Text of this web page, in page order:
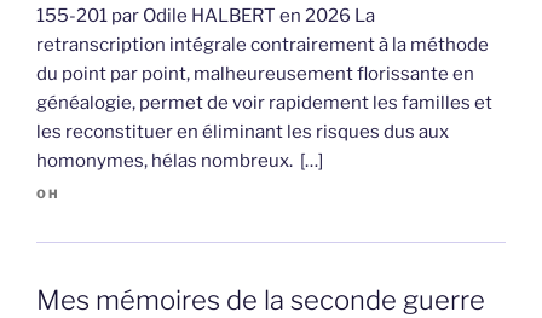
155-201 par Odile HALBERT en 2026 La
retranscription intégrale contrairement à la méthode
du point par point, malheureusement florissante en
généalogie, permet de voir rapidement les familles et
les reconstituer en éliminant les risques dus aux
homonymes, hélas nombreux. […]
OH
Mes mémoires de la seconde guerre